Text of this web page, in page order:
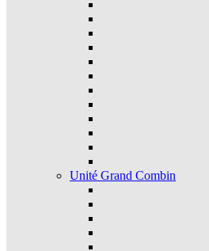
Unité Grand Combin